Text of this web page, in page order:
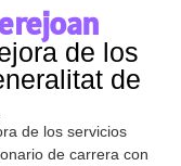
de los
de
de los servicios
de carrera con